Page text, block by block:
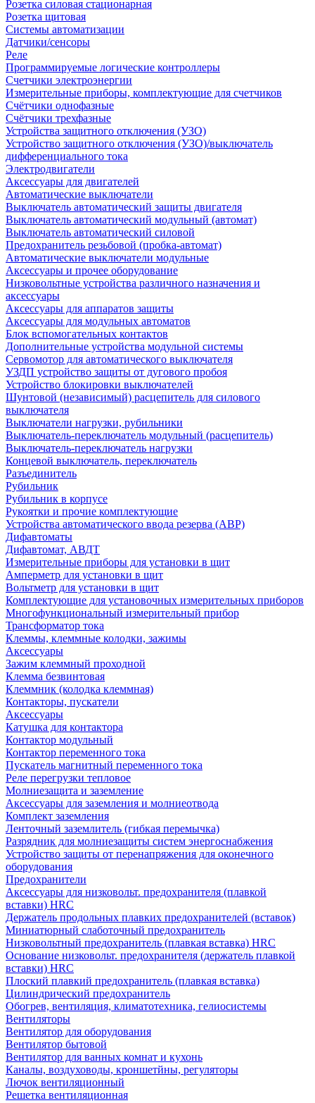
Розетка силовая стационарная
Розетка щитовая
Системы автоматизации
Датчики/сенсоры
Реле
Программируемые логические контроллеры
Счетчики электроэнергии
Измерительные приборы, комплектующие для счетчиков
Счётчики однофазные
Счётчики трехфазные
Устройства защитного отключения (УЗО)
Устройство защитного отключения (УЗО)/выключатель
дифференциального тока
Электродвигатели
Аксессуары для двигателей
Автоматические выключатели
Выключатель автоматический защиты двигателя
Выключатель автоматический модульный (автомат)
Выключатель автоматический силовой
Предохранитель резьбовой (пробка-автомат)
Автоматические выключатели модульные
Аксессуары и прочее оборудование
Низковольтные устройства различного назначения и
аксессуары
Аксессуары для аппаратов защиты
Аксессуары для модульных автоматов
Блок вспомогательных контактов
Дополнительные устройства модульной системы
Сервомотор для автоматического выключателя
УЗДП устройство защиты от дугового пробоя
Устройство блокировки выключателей
Шунтовой (независимый) расцепитель для силового
выключателя
Выключатели нагрузки, рубильники
Выключатель-переключатель модульный (расцепитель)
Выключатель-переключатель нагрузки
Концевой выключатель, переключатель
Разъединитель
Рубильник
Рубильник в корпусе
Рукоятки и прочие комплектующие
Устройства автоматического ввода резерва (АВР)
Дифавтоматы
Дифавтомат, АВДТ
Измерительные приборы для установки в щит
Амперметр для установки в щит
Вольтметр для установки в щит
Комплектующие для установочных измерительных приборов
Многофункциональный измерительный прибор
Трансформатор тока
Клеммы, клеммные колодки, зажимы
Аксессуары
Зажим клеммный проходной
Клемма безвинтовая
Клеммник (колодка клеммная)
Контакторы, пускатели
Аксессуары
Катушка для контактора
Контактор модульный
Контактор переменного тока
Пускатель магнитный переменного тока
Реле перегрузки тепловое
Молниезащита и заземление
Аксессуары для заземления и молниеотвода
Комплект заземления
Ленточный заземлитель (гибкая перемычка)
Разрядник для молниезащиты систем энергоснабжения
Устройство защиты от перенапряжения для оконечного
оборудования
Предохранители
Аксессуары для низковольт. предохранителя (плавкой
вставки) HRC
Держатель продольных плавких предохранителей (вставок)
Миниатюрный слаботочный предохранитель
Низковольтный предохранитель (плавкая вставка) HRC
Основание низковольт. предохранителя (держатель плавкой
вставки) HRC
Плоский плавкий предохранитель (плавкая вставка)
Цилиндрический предохранитель
Обогрев, вентиляция, климатотехника, гелиосистемы
Вентиляторы
Вентилятор для оборудования
Вентилятор бытовой
Вентилятор для ванных комнат и кухонь
Каналы, воздуховоды, кроншетйны, регуляторы
Лючок вентиляционный
Решетка вентиляционная